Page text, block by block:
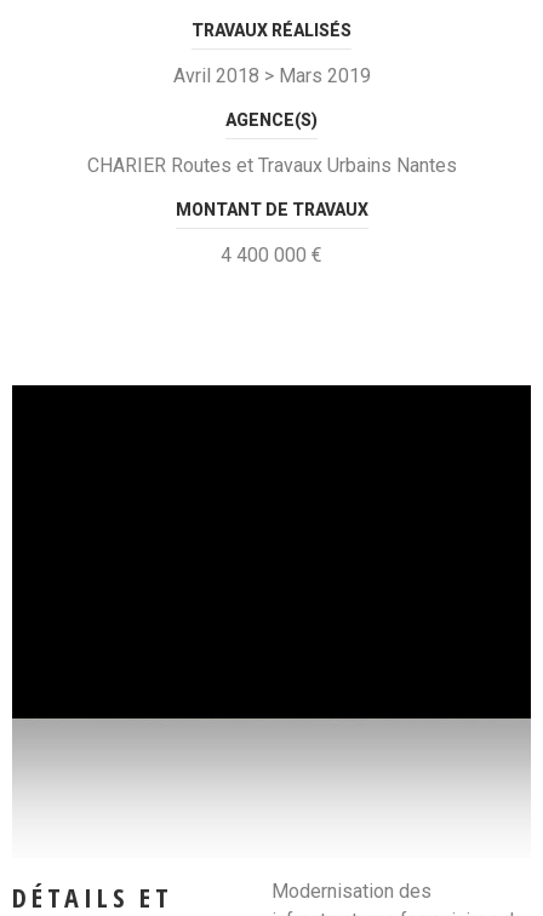
TRAVAUX RÉALISÉS
Avril 2018 > Mars 2019
AGENCE(S)
CHARIER Routes et Travaux Urbains Nantes
MONTANT DE TRAVAUX
4 400 000 €
DÉTAILS ET
Modernisation des